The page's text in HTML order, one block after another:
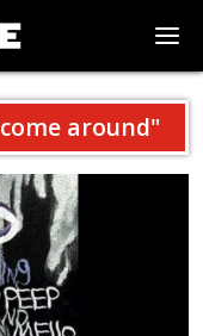
come around"